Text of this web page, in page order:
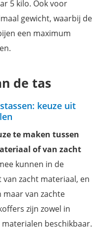
5 kilo. Ook voor
gewicht, waarbij de
een maximum
de tas
keuze uit
te maken tussen
of van zacht
kunnen in de
van zacht materiaal, en
van zachte
zijn zowel in
beschikbaar.